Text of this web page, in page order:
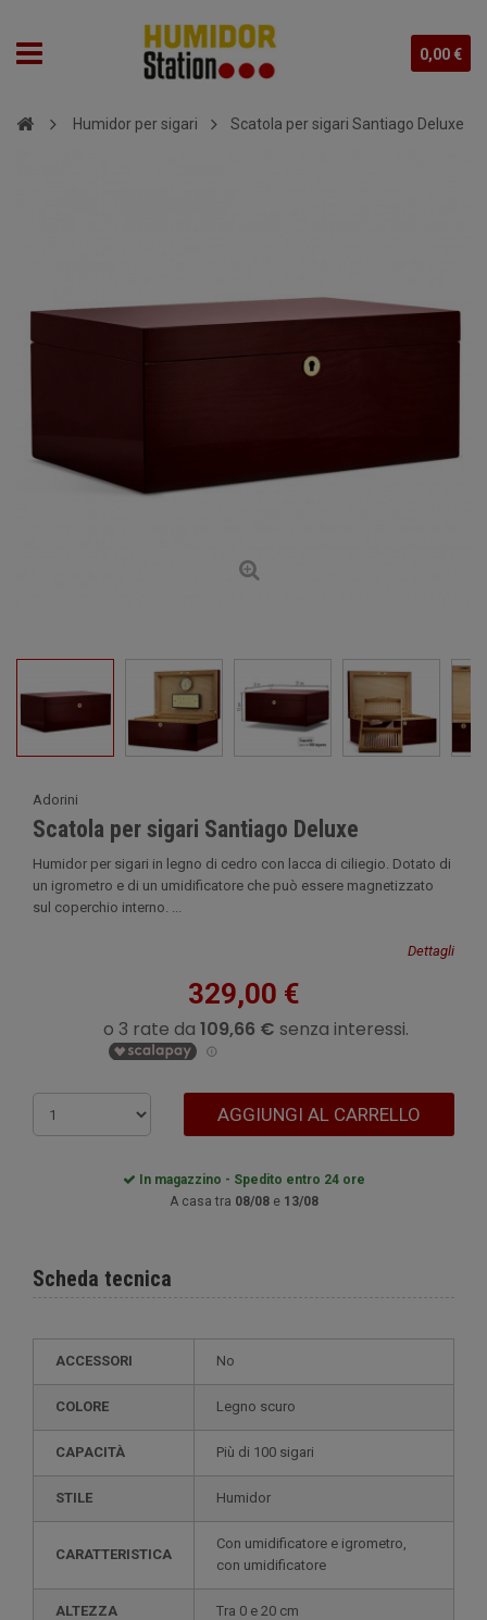
0,00 €
Humidor per sigari Scatola per sigari Santiago Deluxe
Adorini
Scatola per sigari Santiago Deluxe
Humidor per sigari in legno di cedro con lacca di ciliegio. Dotato di
un igrometro e di un umidificatore che può essere magnetizzato
sul coperchio interno. ...
Dettagli
329,00 €
AGGIUNGI AL CARRELLO
In magazzino - Spedito entro 24 ore
A casa tra 08/08e 13/08
Scheda tecnica
ACCESSORI No
COLORE legno scuro
CAPACITÀ più di 100 sigari
STILE humidor
CARATTERISTICA
con umidificatore e igrometro,
con umidificatore
ALTEZZA tra 0 e 20 cm